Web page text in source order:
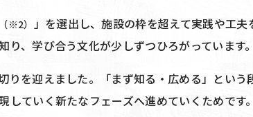
（※2） 」を選出し、施設の枠を超えて実践や工夫
、学び合う文化が少しずつひろがっています。
りを迎えました。「まず知る・広める」という
ていく新たなフェーズへ進めていくためです。